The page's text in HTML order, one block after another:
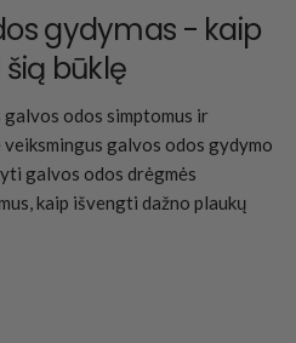
gydymas - kaip
būklę
odos simptomus ir
galvos odos gydymo
galvos odos drėgmės
kaip išvengti dažno plaukų